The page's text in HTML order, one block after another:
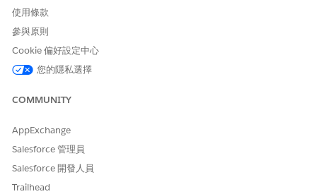
在您的 MCP 伺服器用戶端中,將此組態新增至 MCP 組態檔案。
{
    "command": "npx -y @salesforce/omnistudio-mcp"
您的用戶端下載所需封裝並啟動伺服器。
出現提示時,透過 Salesforce CLI 驗證您的組織。
開始新的聊天並新增測試提示以查看您的設定是否運作。您可以
使用此提示作為範例:建立顯示「Hello World」文字的
使用條款
參與原則
Cookie 偏好設定中心
您的隱私選擇
COMMUNITY
AppExchange
Salesforce 管理員
Salesforce 開發人員
Trailhead